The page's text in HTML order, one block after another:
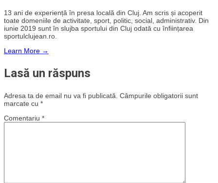
13 ani de experiență în presa locală din Cluj. Am scris și acoperit
toate domeniile de activitate, sport, politic, social, administrativ. Din
iunie 2019 sunt în slujba sportului din Cluj odată cu înființarea
sportulclujean.ro.
Learn More →
Lasă un răspuns
Adresa ta de email nu va fi publicată. Câmpurile obligatorii sunt
marcate cu *
Comentariu *